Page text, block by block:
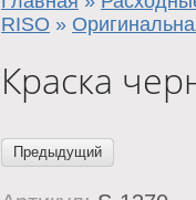
RISO »
Краска
Предыдущий